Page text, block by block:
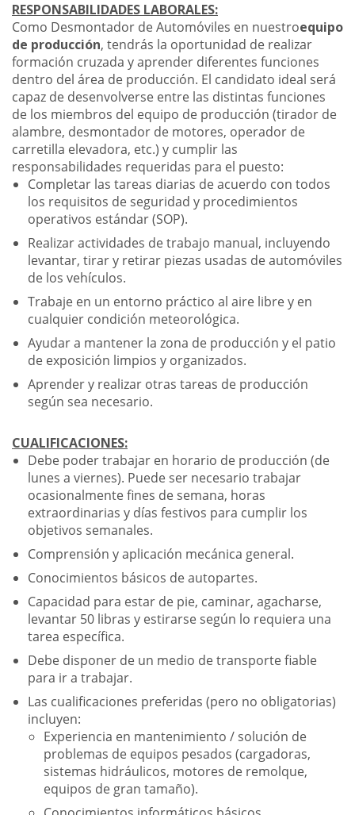
RESPONSABILIDADES LABORALES:
Como Desmontador de Automóviles en nuestroequipo
de producción, tendrás la oportunidad de realizar
formación cruzada y aprender diferentes funciones
dentro del área de producción. El candidato ideal será
capaz de desenvolverse entre las distintas funciones
de los miembros del equipo de producción (tirador de
alambre, desmontador de motores, operador de
carretilla elevadora, etc.) y cumplir las
responsabilidades requeridas para el puesto:
Completar las tareas diarias de acuerdo con todos
los requisitos de seguridad y procedimientos
operativos estándar (SOP).
Realizar actividades de trabajo manual, incluyendo
levantar, tirar y retirar piezas usadas de automóviles
de los vehículos.
Trabaje en un entorno práctico al aire libre y en
cualquier condición meteorológica.
Ayudar a mantener la zona de producción y el patio
de exposición limpios y organizados.
Aprender y realizar otras tareas de producción
según sea necesario.
CUALIFICACIONES:
Debe poder trabajar en horario de producción (de
lunes a viernes). Puede ser necesario trabajar
ocasionalmente fines de semana, horas
extraordinarias y días festivos para cumplir los
objetivos semanales.
Comprensión y aplicación mecánica general.
Conocimientos básicos de autopartes.
Capacidad para estar de pie, caminar, agacharse,
levantar 50 libras y estirarse según lo requiera una
tarea específica.
Debe disponer de un medio de transporte fiable
para ir a trabajar.
Las cualificaciones preferidas (pero no obligatorias)
incluyen:
Experiencia en mantenimiento / solución de
problemas de equipos pesados (cargadoras,
sistemas hidráulicos, motores de remolque,
equipos de gran tamaño).